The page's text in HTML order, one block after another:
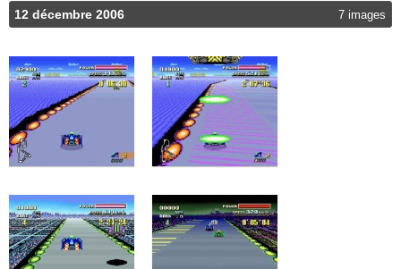
12 décembre 2006 7 images